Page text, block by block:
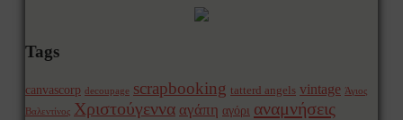
Tags
canvascorp decoupage scrapbooking tatterd angels vintage Άγιος
Βαλεντίνος Χριστούγεννα αγάπη αγόρι αναμνήσεις